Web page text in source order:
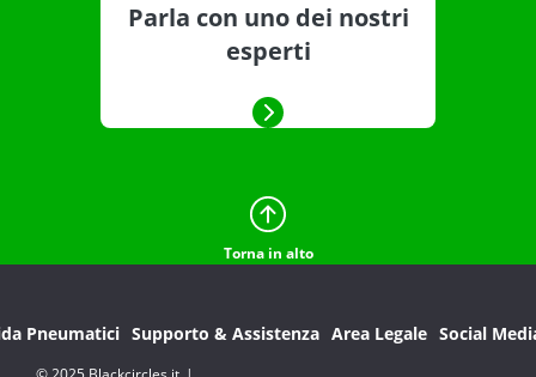
Parla con uno dei nostri
esperti
Torna in alto
Pneumatici Supporto & Assistenza Area Legale Social